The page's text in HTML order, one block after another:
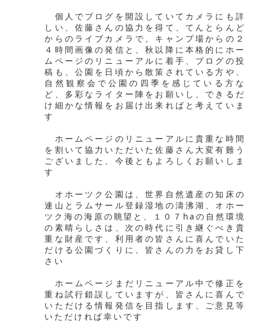
個人でブログを開設していてカメラにも詳
しい、佐藤さんの協力を得て、てんとらんど
からのライブカメラで、キャンプ場からの２
４時間画像の発信と、秋以降に本格的にホー
ムページのリニューアルに着手、ブログの投
稿も、公園を日頃から散策されている方や、
自然観察会で公園の四季を感じている方な
ど、多彩なライター陣をお願いし、できるだ
け細かな情報をお届け出来ればと考えていま
す
ホームページのリニューアルに貴重な時間
を割いて協力いただいた佐藤さん大変有難う
ございました、今後ともよろしくお願いしま
す
オホーツク公園は、世界自然遺産の知床の
連山とラムサール登録湿地の濤沸湖、オホー
ツク海の海原の眺望と、１０７haの自然環境
の素晴らしさは、次の時代に引き継ぐべき貴
重な財産です、利用者の皆さんに喜んでいた
だける公園づくりに、皆さんの力をお貸し下
さい
ホームページまだリニューアル中で修正を
重ね試行錯誤していますが、皆さんに喜んで
いただける情報発信を目指します、ご意見等
いただければ幸いです